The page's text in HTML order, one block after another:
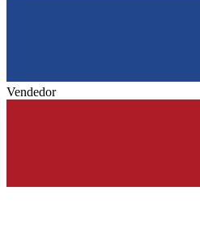
Vendedor